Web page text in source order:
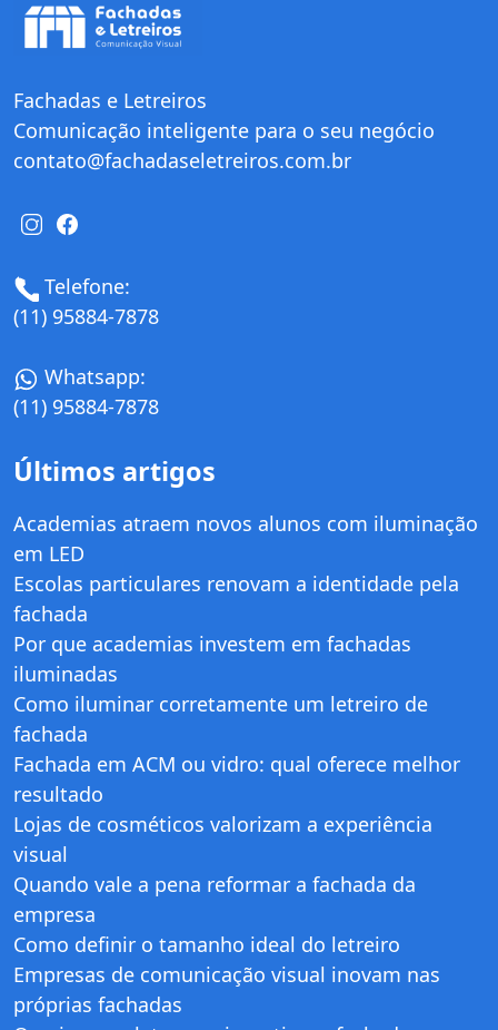
Fachadas e Letreiros
Comunicação inteligente para o seu negócio
contato@fachadaseletreiros.com.br
Telefone:
(11) 95884-7878
Whatsapp:
(11) 95884-7878
Últimos artigos
Academias atraem novos alunos com iluminação
em LED
Escolas particulares renovam a identidade pela
fachada
Por que academias investem em fachadas
iluminadas
Como iluminar corretamente um letreiro de
fachada
Fachada em ACM ou vidro: qual oferece melhor
resultado
Lojas de cosméticos valorizam a experiência
visual
Quando vale a pena reformar a fachada da
empresa
Como definir o tamanho ideal do letreiro
Empresas de comunicação visual inovam nas
próprias fachadas